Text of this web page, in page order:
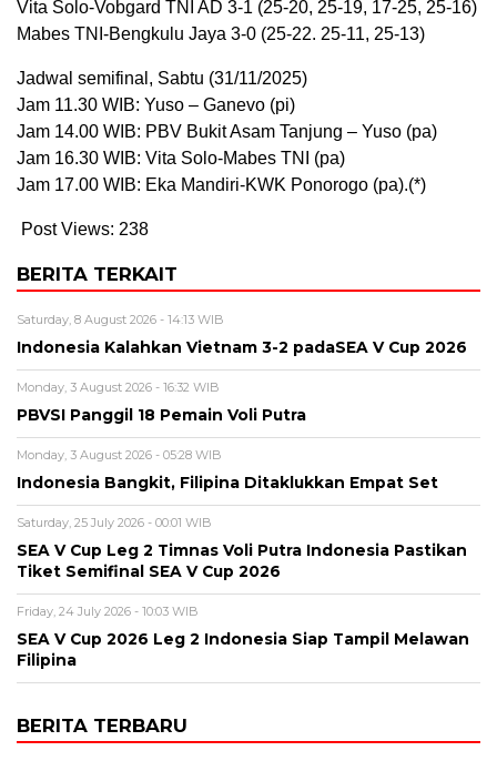
Vita Solo-Vobgard TNI AD 3-1 (25-20, 25-19, 17-25, 25-16)
Mabes TNI-Bengkulu Jaya 3-0 (25-22. 25-11, 25-13)
Jadwal semifinal, Sabtu (31/11/2025)
Jam 11.30 WIB: Yuso – Ganevo (pi)
Jam 14.00 WIB: PBV Bukit Asam Tanjung – Yuso (pa)
Jam 16.30 WIB: Vita Solo-Mabes TNI (pa)
Jam 17.00 WIB: Eka Mandiri-KWK Ponorogo (pa).(*)
Post Views: 238
BERITA TERKAIT
Saturday, 8 August 2026 - 14:13 WIB
Indonesia Kalahkan Vietnam 3-2 padaSEA V Cup 2026
Monday, 3 August 2026 - 16:32 WIB
PBVSI Panggil 18 Pemain Voli Putra
Monday, 3 August 2026 - 05:28 WIB
Indonesia Bangkit, Filipina Ditaklukkan Empat Set
Saturday, 25 July 2026 - 00:01 WIB
SEA V Cup Leg 2 Timnas Voli Putra Indonesia Pastikan
Tiket Semifinal SEA V Cup 2026
Friday, 24 July 2026 - 10:03 WIB
SEA V Cup 2026 Leg 2 Indonesia Siap Tampil Melawan
Filipina
BERITA TERBARU